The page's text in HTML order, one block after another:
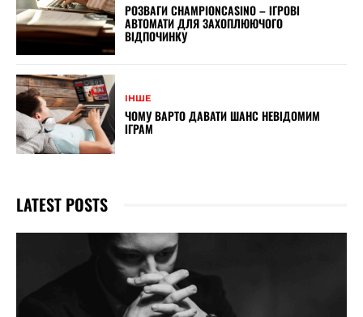
РОЗВАГИ CHAMPIONCASINO – ІГРОВІ
АВТОМАТИ ДЛЯ ЗАХОПЛЮЮЧОГО
ВІДПОЧИНКУ
ІНШЕ
ЧОМУ ВАРТО ДАВАТИ ШАНС НЕВІДОМИМ
ІГРАМ
LATEST POSTS